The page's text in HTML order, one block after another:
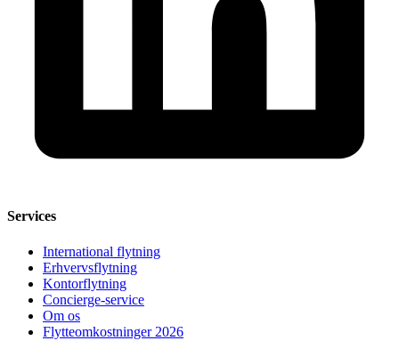
Services
International flytning
Erhvervsflytning
Kontorflytning
Concierge-service
Om os
Flytteomkostninger 2026